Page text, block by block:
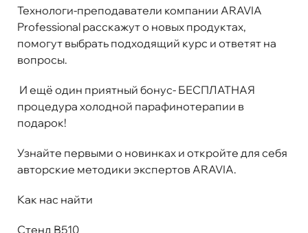
Технологи-преподаватели компании ARAVIA
Professional расскажут о новых продуктах,
помогут выбрать подходящий курс и ответят на
вопросы.
И ещё один приятный бонус- БЕСПЛАТНАЯ
процедура холодной парафинотерапии в
подарок!
Узнайте первыми о новинках и откройте для себя
авторские методики экспертов ARAVIA.
Как нас найти
Стенд В510